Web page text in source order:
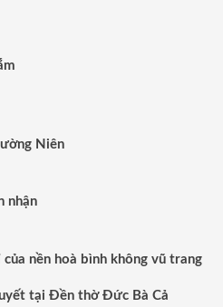
Niên
nhận
nền hoà bình không vũ trang
tại Đền thờ Đức Bà Cả